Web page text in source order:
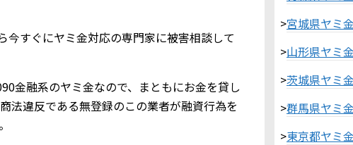
今すぐにヤミ金対応の専門家に被害相談して
金融系のヤミ金なので、まともにお金を貸し
法違反である無登録のこの業者が融資行為を
>宮城県ヤミ
>山形県ヤミ
>茨城県ヤミ
>群馬県ヤミ
>東京都ヤミ